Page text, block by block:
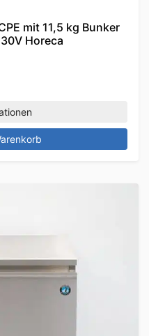
mit 11,5 kg Bunker
Horeca